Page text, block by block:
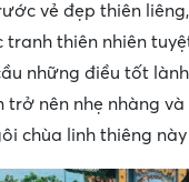
vẻ đẹp thiên
thiên nhiên
những điều tốt
nên nhẹ nhàng
chùa linh thiêng này